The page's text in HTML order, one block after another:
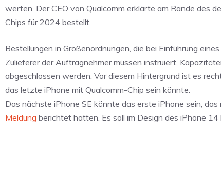
werten. Der CEO von Qualcomm erklärte am Rande des
Chips für 2024 bestellt.
Bestellungen in Größenordnungen, die bei Einführung
Zulieferer der Auftragnehmer müssen instruiert,
abgeschlossen werden. Vor diesem Hintergrund ist es
das letzte iPhone mit Qualcomm-Chip sein könnte.
Das nächste iPhone SE könnte das erste iPhone sein,
Meldung berichtet hatten. Es soll im Design des iPhone 14